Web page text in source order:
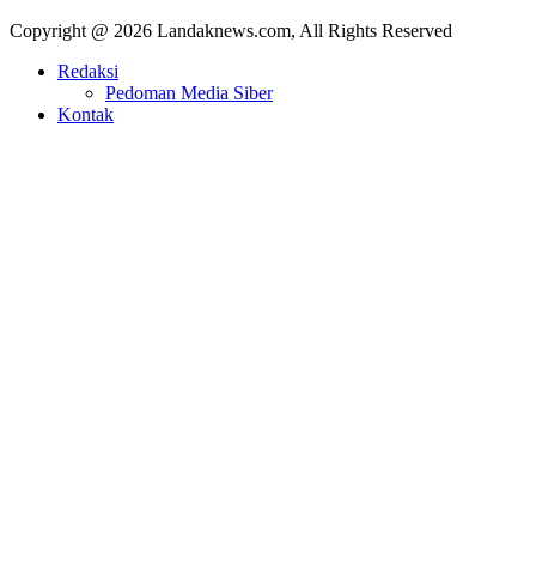
Copyright @ 2026 Landaknews.com, All Rights Reserved
Redaksi
Pedoman Media Siber
Kontak